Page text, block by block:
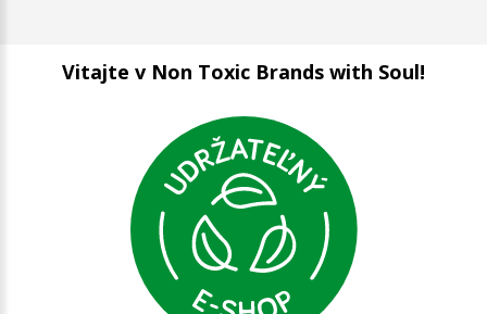
Vitajte v Non Toxic Brands with Soul!